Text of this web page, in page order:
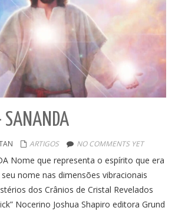
SANANDA
ARTIGOS NO COMMENTS YET
Nome que representa o espírito que era
seu nome nas dimensões vibracionais
dos Crânios de Cristal Revelados
Nocerino Joshua Shapiro editora Grund